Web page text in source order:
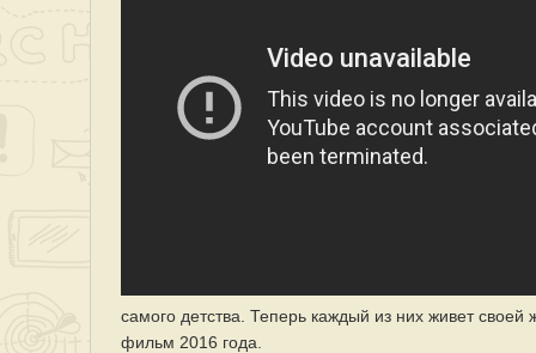
самого детства. Теперь каждый из них живет
фильм 2016 года.